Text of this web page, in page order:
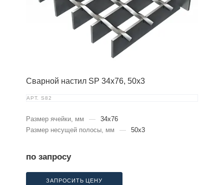
Сварной настил SP 34х76, 50х3
АРТ. S82
Размер ячейки, мм —
34x76
Размер несущей полосы, мм
— 50x3
по запросу
ЗАПРОСИТЬ ЦЕНУ